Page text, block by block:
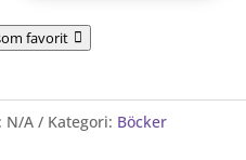
favorit
N/A Kategori: Böcker